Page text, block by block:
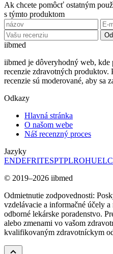
Ak chcete pomôcť ostatným
s týmto produktom
iibmed
iibmed je dôveryhodný web,
recenzie zdravotných
recenzie sú moderované, aby sa
Odkazy
Hlavná stránka
O našom webe
Náš recenzný proces
Jazyky
ENDEFRITESPTPLROHUEL
© 2019–2026 iibmed
Odmietnutie zodpovednosti:
vzdelávacie a informačné účely
odborné lekárske poradenstvo.
alebo zmenami vo vašom
kvalifikovaným zdravotníckym